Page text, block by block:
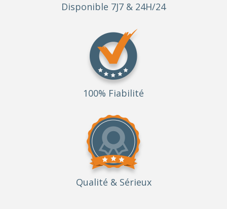
Disponible 7J7 & 24H/24
100% Fiabilité
Qualité & Sérieux